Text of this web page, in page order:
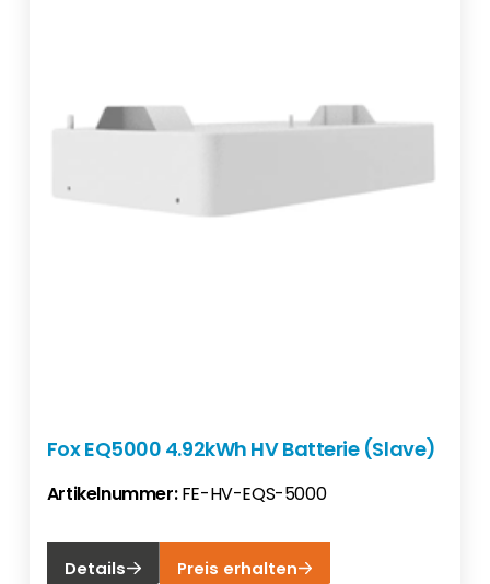
Fox EQ5000 4.92kWh HV Batterie (Slave)
Artikelnummer:FE-HV-EQS-5000
Details Preis erhalten